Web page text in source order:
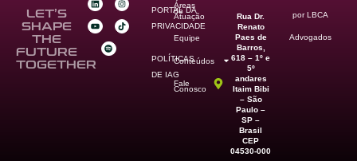
LET’S
SHAPE
THE
FUTURE
TOGETHER
PORTAL DA
PRIVACIDADE
POLÍTICAS
DE IAG
Áreas
de
Atuação
Equipe
Conteúdos
Fale
Conosco
Rua Dr.
Renato
Paes de
Barros,
618 – 1º e
5º
andares
Itaim Bibi
– São
Paulo –
SP –
Brasil
CEP
04530-000
por LBCA
Advogados